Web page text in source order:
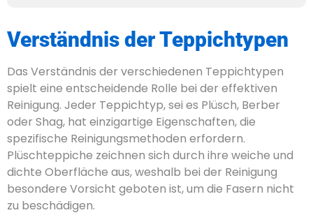
Verständnis der Teppichtypen
Das Verständnis der verschiedenen Teppichtypen
spielt eine entscheidende Rolle bei der effektiven
Reinigung. Jeder Teppichtyp, sei es Plüsch, Berber
oder Shag, hat einzigartige Eigenschaften, die
spezifische Reinigungsmethoden erfordern.
Plüschteppiche zeichnen sich durch ihre weiche und
dichte Oberfläche aus, weshalb bei der Reinigung
besondere Vorsicht geboten ist, um die Fasern nicht
zu beschädigen.